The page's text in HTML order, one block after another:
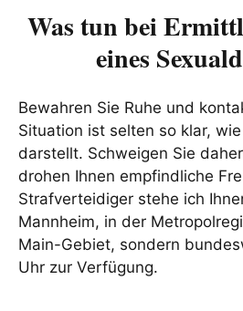
Was tun bei
eines
Bewahren Sie Ruhe und
Situation ist selten so klar,
darstellt. Schweigen Sie
drohen Ihnen empfindliche
Strafverteidiger stehe ich
Mannheim, in der
Main-Gebiet, sondern
Uhr zur Verfügung.